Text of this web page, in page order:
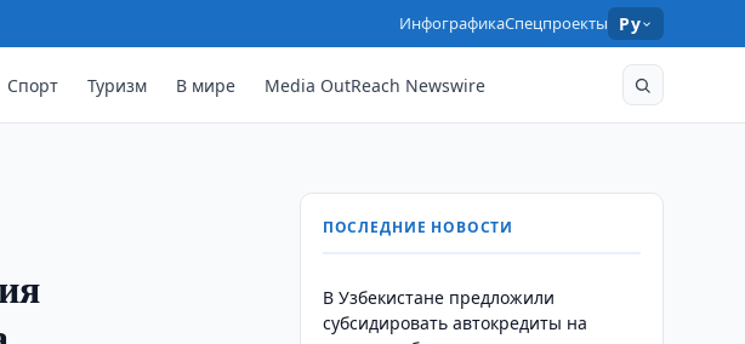
ИнфографикаСпецпроекты Ру
Спорт Туризм В мире Media OutReach Newswire
ПОСЛЕДНИЕ НОВОСТИ
В Узбекистане предложили
субсидировать автокредиты на